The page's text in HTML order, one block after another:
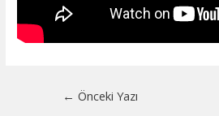
← Önceki Yazı